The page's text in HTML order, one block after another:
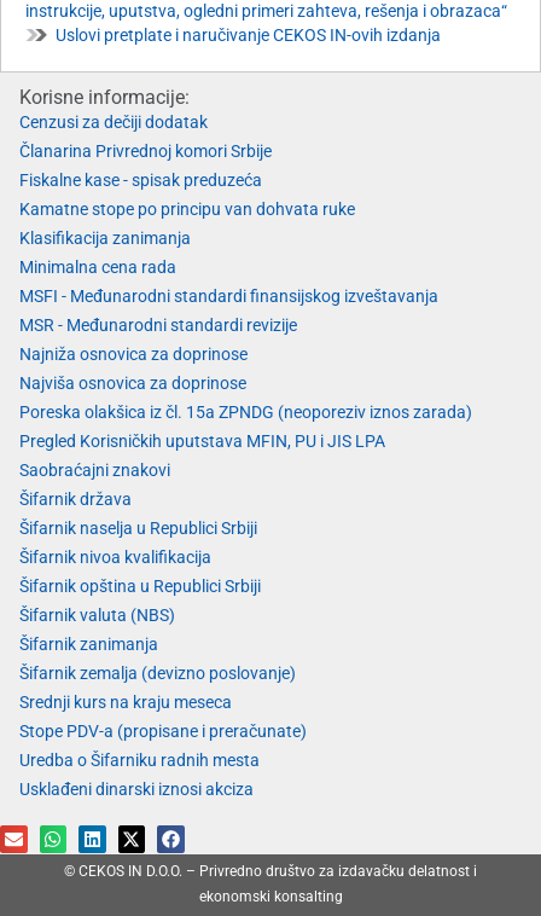
instrukcije, uputstva, ogledni primeri zahteva, rešenja i obrazaca“
Uslovi pretplate i naručivanje CEKOS IN-ovih izdanja
Korisne informacije:
Cenzusi za dečiji dodatak
Članarina Privrednoj komori Srbije
Fiskalne kase - spisak preduzeća
Kamatne stope po principu van dohvata ruke
Klasifikacija zanimanja
Minimalna cena rada
MSFI - Međunarodni standardi finansijskog izveštavanja
MSR - Međunarodni standardi revizije
Najniža osnovica za doprinose
Najviša osnovica za doprinose
Poreska olakšica iz čl. 15a ZPNDG (neoporeziv iznos zarada)
Pregled Korisničkih uputstava MFIN, PU i JIS LPA
Saobraćajni znakovi
Šifarnik država
Šifarnik naselja u Republici Srbiji
Šifarnik nivoa kvalifikacija
Šifarnik opština u Republici Srbiji
Šifarnik valuta (NBS)
Šifarnik zanimanja
Šifarnik zemalja (devizno poslovanje)
Srednji kurs na kraju meseca
Stope PDV-a (propisane i preračunate)
Uredba o Šifarniku radnih mesta
Usklađeni dinarski iznosi akciza
© CEKOS IN D.O.O. – Privredno društvo za izdavačku delatnost i
ekonomski konsalting